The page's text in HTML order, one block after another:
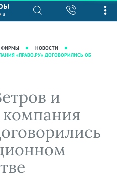
ФИРМЫ
НОВОСТИ
«ПРАВО.РУ» ДОГОВОРИЛИСЬ ОБ
и